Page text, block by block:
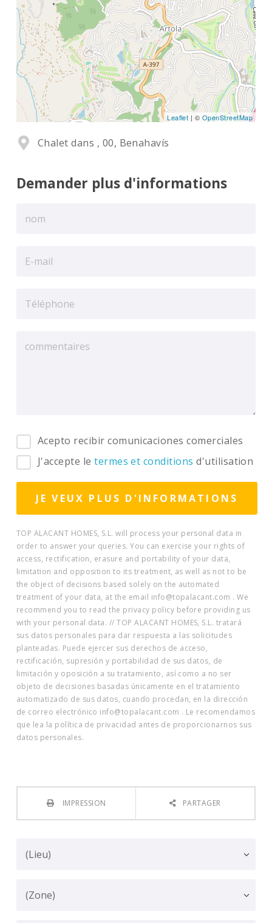
Leaflet | © OpenStreetMap
Chalet dans , 00, Benahavís
Demander plus d'informations
Acepto recibir comunicaciones comerciales
J'accepte letermes et conditions d'utilisation
TOP ALACANT HOMES, S.L. will process your personal data in
order to answer your queries. You can exercise your rights of
access, rectification, erasure and portability of your data,
limitation and opposition to its treatment, as well as not to be
the object of decisions based solely on the automated
treatment of your data, at the email info@topalacant.com . We
recommend you to read the privacy policy before providing us
with your personal data. // TOP ALACANT HOMES, S.L. tratará
sus datos personales para dar respuesta a las solicitudes
planteadas. Puede ejercer sus derechos de acceso,
rectificación, supresión y portabilidad de sus datos, de
limitación y oposición a su tratamiento, así como a no ser
objeto de decisiones basadas únicamente en el tratamiento
automatizado de sus datos, cuando procedan, en la dirección
de correo electrónico info@topalacant.com . Le recomendamos
que lea la política de privacidad antes de proporcionarnos sus
datos personales.
IMPRESSION PARTAGER